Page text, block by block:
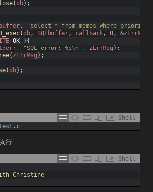
(db) ;
,
"select * from memos where priority
(db , SQLbuffer , callback , 0 , &zErrMsg
_OK ) {
, "SQL error: %s\n" , zErrMsg ) ;
( zErrMsg ) ;
(db) ;
Shell
.c
行
Shell
Christine